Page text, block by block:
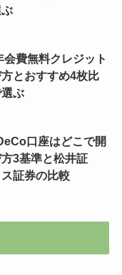
会費無料クレジット
とおすすめ4枚比
ぶ
口座はどこで開
3基準と松井証
証券の比較